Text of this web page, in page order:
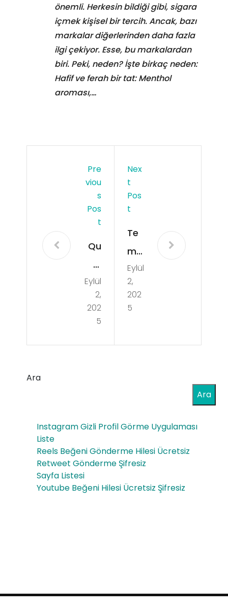
önemli. Herkesin bildiği gibi, sigara
içmek kişisel bir tercih. Ancak, bazı
markalar diğerlerinden daha fazla
ilgi çekiyor. Esse, bu markalardan
biri. Peki, neden? İşte birkaç neden:
Hafif ve ferah bir tat: Menthol
aroması,…
Pre
Viou
S
Pos
T
Qu
ai
D’O
rsa
y
ore
s
50’
s
Sat
Eylül
2,
202
5
Nex
T
Pos
T
Te
mal
ı
Ca
m
ara
Eylül
2,
202
5
Ara
Ara
Instagram Gizli Profil Görme Uygulaması
Liste
Reels Beğeni Gönderme Hilesi Ücretsiz
Retweet Gönderme Şifresiz
Sayfa Listesi
Youtube Beğeni Hilesi Ücretsiz Şifresiz